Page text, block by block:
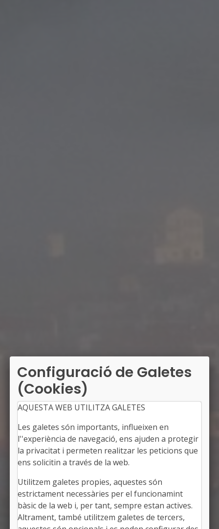
SANT JOAN DE LES ABADESSES
Alcalde: Ramon Roqué Riu
El Ripollès, Girona
Població: 3.404
Configuració de Galetes
(Cookies)
AQUESTA WEB UTILITZA GALETES
Les galetes són importants, influeixen en
l''experiència de navegació, ens ajuden a protegir
la privacitat i permeten realitzar les peticions que
ens solicitin a través de la web.
Utilitzem galetes propies, aquestes són
estrictament necessàries per el funcionamint
bàsic de la web i, per tant, sempre estan actives.
Altrament, també utilitzem galetes de tercers,